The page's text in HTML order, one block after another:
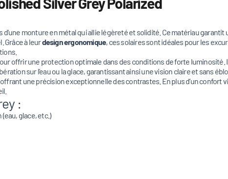
monture en métal qui allie légèreté et solidité. Ce matériau
Grâce à leurdesign ergonomique, ces solaires sont idéales pour les
offrir une protection optimale dans des conditions de forte
sur l’eau ou la glace, garantissant ainsi une vision claire et sans
une précision exceptionnelle des contrastes. En plus d’un confort
:
glace, etc.)